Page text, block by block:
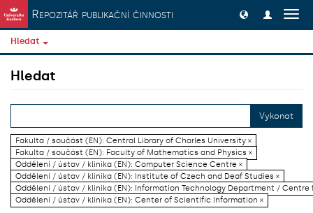
Přeskočit na obsah
Repozitář publikační činnosti
Hledat
Hledat
Vykonat
Fakulta / součást (EN): Central Library of Charles University ×
Fakulta / součást (EN): Faculty of Mathematics and Physics ×
Oddělení / ústav / klinika (EN): Computer Science Centre ×
Oddělení / ústav / klinika (EN): Institute of Czech and Deaf Studies ×
Oddělení / ústav / klinika (EN): Information Technology Department / Centre
Oddělení / ústav / klinika (EN): Center of Scientific Information ×